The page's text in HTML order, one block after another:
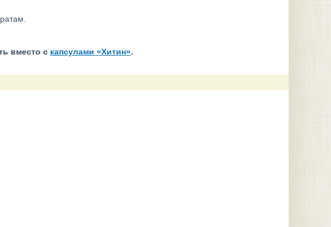
вместо с капсулами «Хитин».